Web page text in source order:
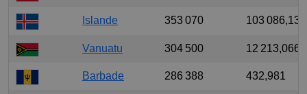
Islande 353 070 103 086,137
Vanuatu 304 500 12 213,066
Barbade 286 388 432,981